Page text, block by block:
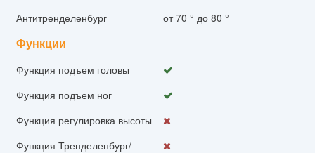
Антитренделенбург от 70 ° до 80 °
Функции
Функция подъем головы
Функция подъем ног
Функция регулировка высоты
Функция Тренделенбург/